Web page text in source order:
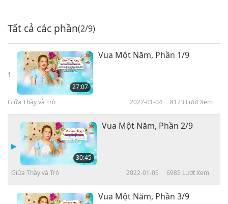
Tất cả các phần(2/9)
1
27:07
Vua Một Năm, Phần 1/9
Giữa Thầy và Trò 2022-01-04 8173 Lượt Xem
30:45
Vua Một Năm, Phần 2/9
Giữa Thầy và Trò 2022-01-05 6985 Lượt Xem
Vua Một Năm, Phần 3/9